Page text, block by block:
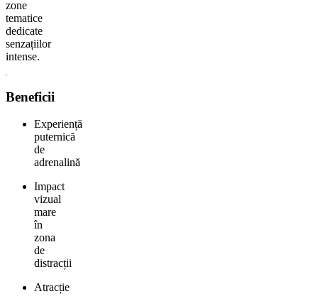
zone
tematice
dedicate
senzațiilor
intense.
Beneficii
Experiență
puternică
de
adrenalină
Impact
vizual
mare
în
zona
de
distracții
Atracție